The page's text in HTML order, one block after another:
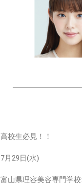
高校生必見！！
7月29日(水)
富山県理容美容専門学